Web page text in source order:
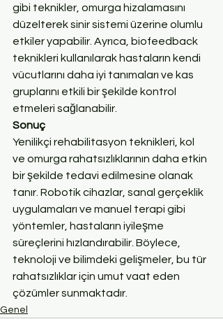
gibi teknikler, omurga hizalamasını
düzelterek sinir sistemi üzerine olumlu
etkiler yapabilir. Ayrıca, biofeedback
teknikleri kullanılarak hastaların kendi
vücutlarını daha iyi tanımaları ve kas
gruplarını etkili bir şekilde kontrol
etmeleri sağlanabilir.
Sonuç
Yenilikçi rehabilitasyon teknikleri, kol
ve omurga rahatsızlıklarının daha etkin
bir şekilde tedavi edilmesine olanak
tanır. Robotik cihazlar, sanal gerçeklik
uygulamaları ve manuel terapi gibi
yöntemler, hastaların iyileşme
süreçlerini hızlandırabilir. Böylece,
teknoloji ve bilimdeki gelişmeler, bu tür
rahatsızlıklar için umut vaat eden
çözümler sunmaktadır.
Genel